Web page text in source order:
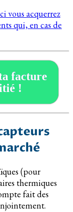
vous acquerrez
qui, en cas de
facture
!
(pour
thermiques
fait des